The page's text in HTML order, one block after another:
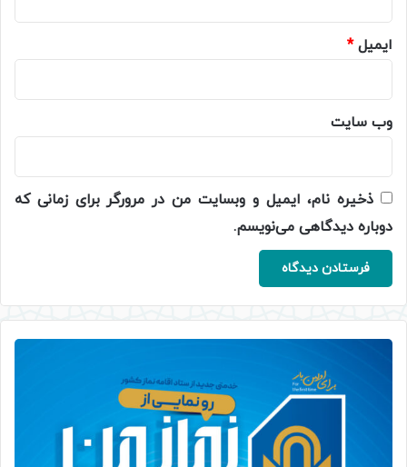
ایمیل*
وب‌ سایت
ذخیره نام، ایمیل و وبسایت من در مرورگر برای زمانی که
دوباره دیدگاهی می‌نویسم.